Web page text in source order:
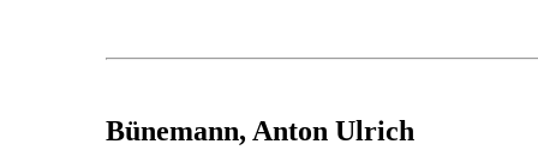
Bünemann, Anton Ulrich